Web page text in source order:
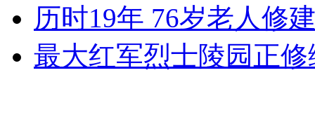
纽约上演“枕头大战”
司机酒驾遇交警 急速倒车逃窜
历时19年 76岁老人修
最大红军烈士陵园正